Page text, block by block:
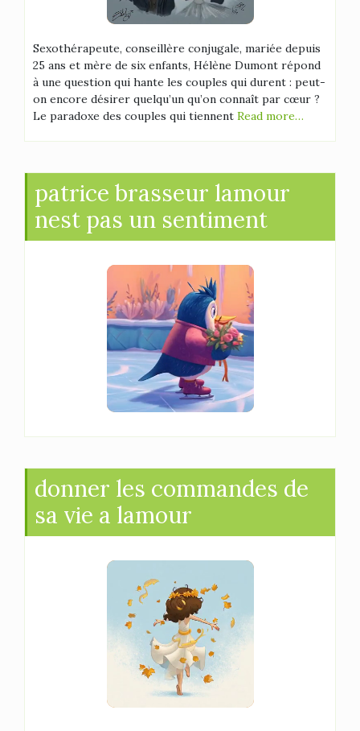
Sexothérapeute, conseillère conjugale, mariée depuis
25 ans et mère de six enfants, Hélène Dumont répond
à une question qui hante les couples qui durent : peut-
on encore désirer quelqu’un qu’on connaît par cœur ?
Le paradoxe des couples qui tiennent Read more…
patrice brasseur lamour
nest pas un sentiment
donner les commandes de
sa vie a lamour